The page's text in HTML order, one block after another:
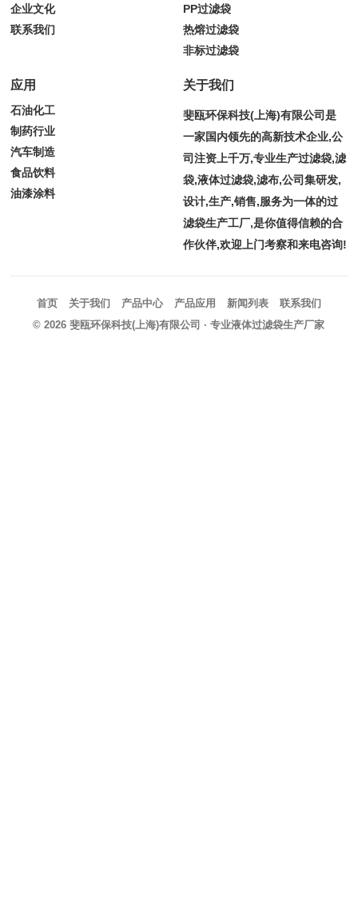
企业文化
联系我们
PP过滤袋
热熔过滤袋
非标过滤袋
应用
石油化工
制药行业
汽车制造
食品饮料
油漆涂料
关于我们
斐瓯环保科技(上海)有限公司是
一家国内领先的高新技术企业,公
司注资上千万,专业生产过滤袋,滤
袋,液体过滤袋,滤布,公司集研发,
设计,生产,销售,服务为一体的过
滤袋生产工厂,是你值得信赖的合
作伙伴,欢迎上门考察和来电咨询!
首页 关于我们 产品中心 产品应用 新闻列表
联系我们
© 2026斐瓯环保科技(上海)有限公司 · 专业液体过滤袋生产厂家